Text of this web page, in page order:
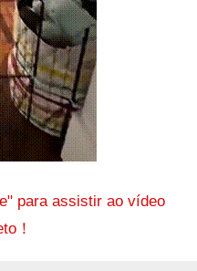
para assistir ao vídeo
！